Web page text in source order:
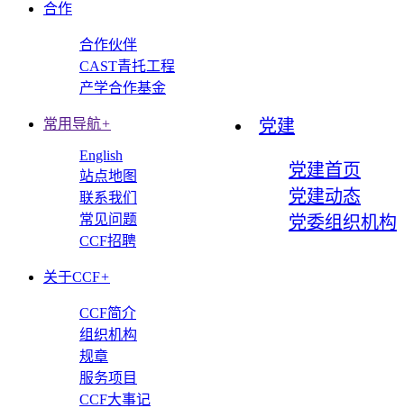
合作
合作伙伴
CAST青托工程
产学合作基金
党建
党建首页
党建动态
党委组织机构
常用导航+
English
站点地图
联系我们
常见问题
CCF招聘
关于CCF+
CCF简介
组织机构
规章
服务项目
CCF大事记